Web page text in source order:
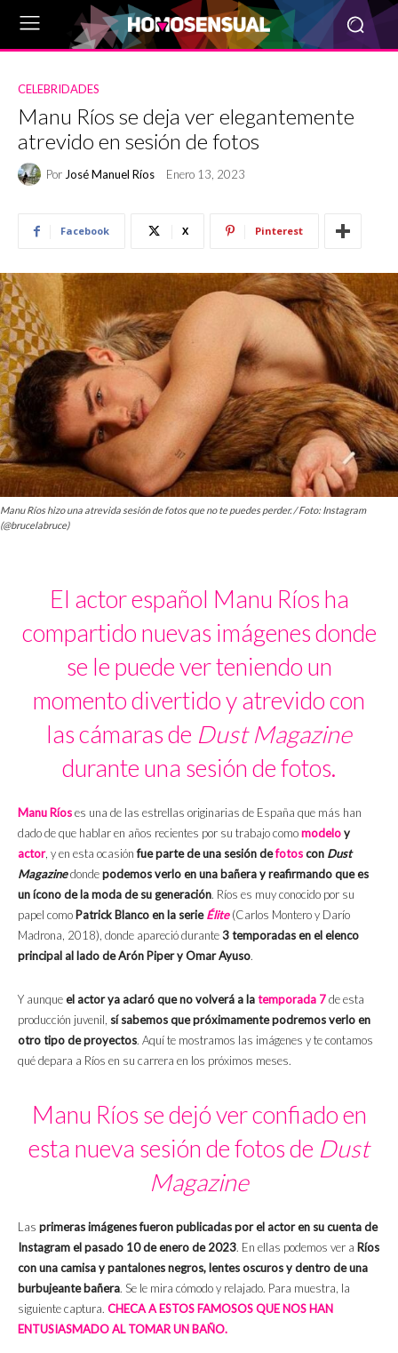
CELEBRIDADES
Manu Ríos se deja ver elegantemente
atrevido en sesión de fotos
Por José Manuel Ríos Enero 13, 2023
Facebook X Pinterest
Manu Ríos hizo una atrevida sesión de fotos que no te puedes perder. / Foto: Instagram
(@brucelabruce)
El actor español Manu Ríos ha
compartido nuevas imágenes donde
se le puede ver teniendo un
momento divertido y atrevido con
las cámaras de Dust Magazine
durante una sesión de fotos.
Manu Ríoses una de las estrellas originarias de España que más han
dado de que hablar en años recientes por su trabajo comomodeloy
actor, y en esta ocasiónfue parte de una sesión defotoscon Dust
Magazinedondepodemos verlo en una bañera y reafirmando que es
un ícono de la moda de su generación. Ríos es muy conocido por su
papel como Patrick Blanco en la serieÉlite (Carlos Montero y Darío
Madrona, 2018), donde apareció durante3 temporadas en el elenco
principal al lado de Arón Piper y Omar Ayuso.
Y aunqueel actor ya aclaró que no volverá a latemporada 7de esta
producción juvenil, sí sabemos que próximamente podremos verlo en
otro tipo de proyectos. Aquí te mostramos las imágenes y te contamos
qué depara a Ríos en su carrera en los próximos meses.
Manu Ríos se dejó ver confiado en
esta nueva sesión de fotos de Dust
Magazine
Las primeras imágenes fueron publicadas por el actor en su cuenta de
Instagram el pasado 10 de enero de 2023. En ellas podemos ver a Ríos
con una camisa y pantalones negros, lentes oscuros y dentro de una
burbujeante bañera. Se le mira cómodo y relajado. Para muestra, la
siguiente captura. CHECA A ESTOS FAMOSOS QUE NOS HAN
ENTUSIASMADO AL TOMAR UN BAÑO.